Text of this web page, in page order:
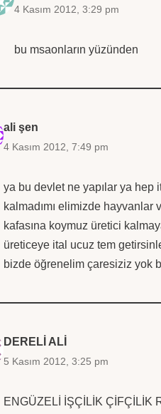
4 Kasım 2012, 3:29 pm
bu msaonların yüzünden
ali şen
4 Kasım 2012, 7:49 pm
ya bu devlet ne yapılar ya
kalmadımı elimizde hayvanlar
kafasına koymuz üretici
üreticeye ital ucuz tem
bizde öğrenelim çaresiziz yok
DERELİ ALİ
5 Kasım 2012, 3:25 pm
ENGÜZELİ İŞÇİLİK ÇİFÇİLİK